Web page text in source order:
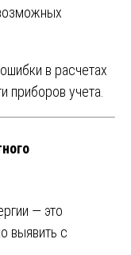
в расчетах
приборов учета.
— это
выявить с